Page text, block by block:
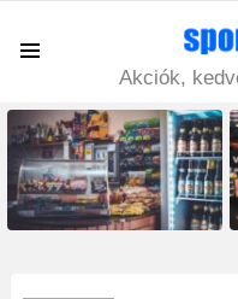
Akciók,
LATEST
STORIES